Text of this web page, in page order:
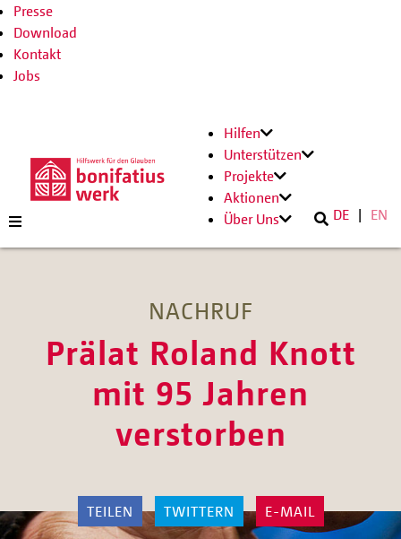
Presse
Download
Kontakt
Jobs
Hilfen
Unterstützen
Projekte
Aktionen
Über Uns
DE EN
NACHRUF
Prälat Roland Knott
mit 95 Jahren
verstorben
TEILEN TWITTERN E-MAIL